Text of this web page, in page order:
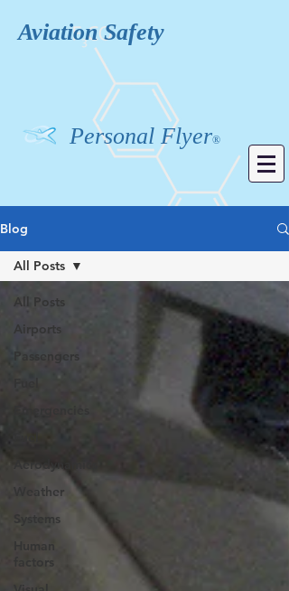
Personal Flyer®
AviationSafety
Blog
All Posts
Airports
Passengers
Aerodynamics
Weather
Systems
Human
factors
All Posts